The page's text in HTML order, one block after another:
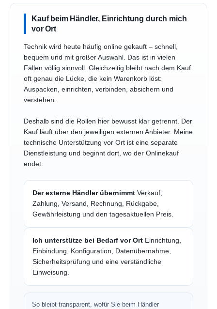
Kauf beim Händler, Einrichtung durch mich
vor Ort
Technik wird heute häufig online gekauft – schnell,
bequem und mit großer Auswahl. Das ist in vielen
Fällen völlig sinnvoll. Gleichzeitig bleibt nach dem Kauf
oft genau die Lücke, die kein Warenkorb löst:
Auspacken, einrichten, verbinden, absichern und
verstehen.
Deshalb sind die Rollen hier bewusst klar getrennt. Der
Kauf läuft über den jeweiligen externen Anbieter. Meine
technische Unterstützung vor Ort ist eine separate
Dienstleistung und beginnt dort, wo der Onlinekauf
endet.
Der externe Händler übernimmt Verkauf,
Zahlung, Versand, Rechnung, Rückgabe,
Gewährleistung und den tagesaktuellen Preis.
Ich unterstütze bei Bedarf vor Ort Einrichtung,
Einbindung, Konfiguration, Datenübernahme,
Sicherheitsprüfung und eine verständliche
Einweisung.
So bleibt transparent, wofür Sie beim Händler